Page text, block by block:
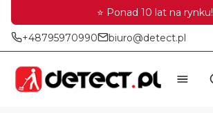
⭐ Ponad 10 lat na rynku!
+48795970990 biuro@detect.pl